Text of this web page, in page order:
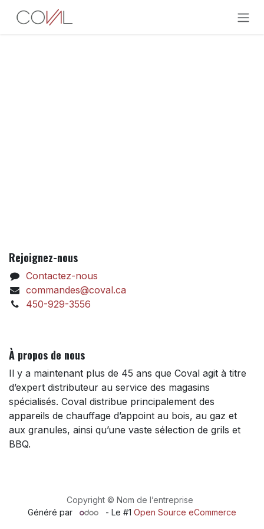
Se rendre au contenu
Rejoignez-nous
Contactez-nous
commandes@coval.ca
450-929-3556
À propos de nous
Il y a maintenant plus de 45 ans que Coval agit à titre
d’expert distributeur au service des magasins
spécialisés. Coval distribue principalement des
appareils de chauffage d’appoint au bois, au gaz et
aux granules, ainsi qu’une vaste sélection de grils et
BBQ.
Copyright © Nom de l’entreprise
Généré par
- Le #1Open Source eCommerce